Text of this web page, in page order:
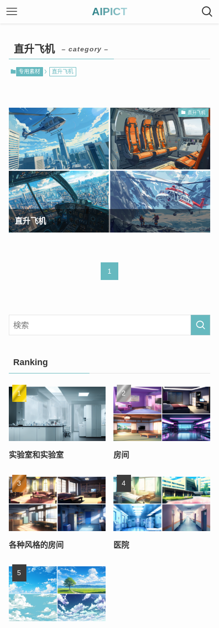
AIPICT
直升飞机 – category –
专用素材 直升飞机
直升飞机
直升飞机
1
Ranking
实验室和实验室 房间
各种风格的房间 医院